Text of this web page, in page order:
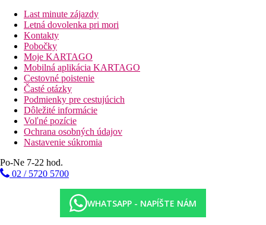
Last minute zájazdy
Letná dovolenka pri mori
Kontakty
Pobočky
Moje KARTAGO
Mobilná aplikácia KARTAGO
Cestovné poistenie
Časté otázky
Podmienky pre cestujúcich
Dôležité informácie
Voľné pozície
Ochrana osobných údajov
Nastavenie súkromia
Po-Ne 7-22 hod.
02 / 5720 5700
WHATSAPP - NAPÍŠTE NÁM